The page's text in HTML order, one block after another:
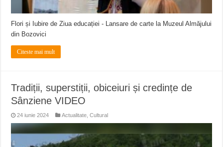
Flori și Iubire de Ziua educației - Lansare de carte la Muzeul Almăjului
din Bozovici
Citeste mai mult
Tradiții, superstiții, obiceiuri și credințe de
Sânziene VIDEO
24 iunie 2024 Actualitate ,Cultural